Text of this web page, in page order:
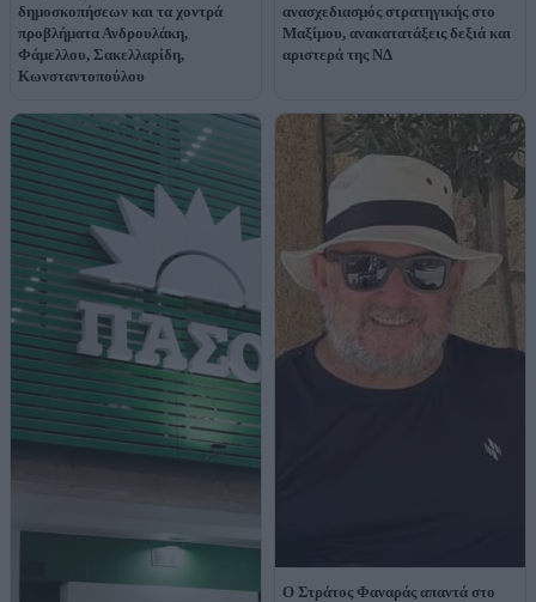
δημοσκοπήσεων και τα χοντρά
προβλήματα Ανδρουλάκη,
Φάμελλου, Σακελλαρίδη,
Κωνσταντοπούλου
ανασχεδιασμός στρατηγικής στο
Μαξίμου, ανακατατάξεις δεξιά και
αριστερά της ΝΔ
Ο Στράτος Φαναράς απαντά στο